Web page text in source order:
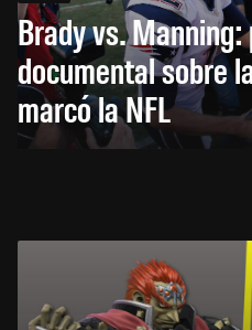
Brady vs.
documental sobre
marcó la NFL